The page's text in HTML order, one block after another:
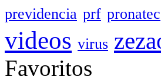
previdencia prf pronatec
videos virus
Favoritos